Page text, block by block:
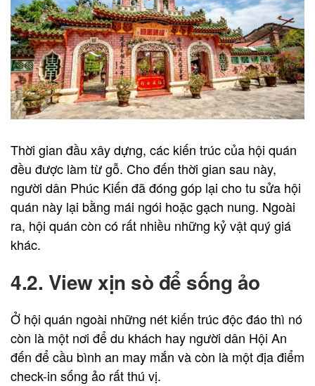
Thời gian đầu xây dựng, các kiến trúc của hội quán
đều được làm từ gỗ. Cho đến thời gian sau này,
người dân Phúc Kiến đã đóng góp lại cho tu sửa hội
quán này lại bằng mái ngói hoặc gạch nung. Ngoài
ra, hội quán còn có rất nhiều những kỷ vật quý giá
khác.
4.2. View xịn sò để sống ảo
Ở hội quán ngoài những nét kiến trúc độc đáo thì nó
còn là một nơi để du khách hay người dân Hội An
đến để cầu bình an may mắn và còn là một địa điểm
check-in sống ảo rất thú vị.